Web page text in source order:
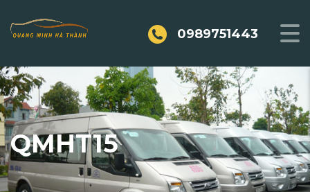
0989751443
QMHT15